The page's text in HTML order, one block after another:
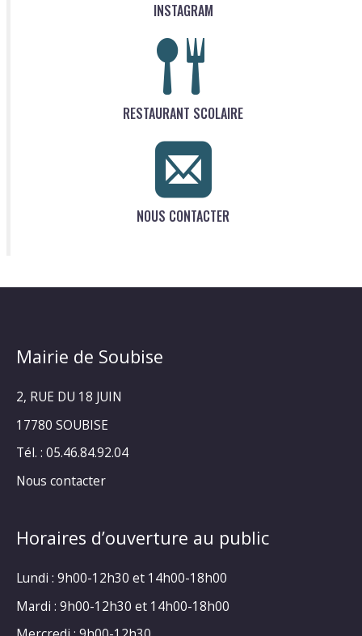
INSTAGRAM
RESTAURANT SCOLAIRE
NOUS CONTACTER
Mairie de Soubise
2, RUE DU 18 JUIN
17780 SOUBISE
Tél. : 05.46.84.92.04
Nous contacter
Horaires d’ouverture au public
Lundi : 9h00-12h30 et 14h00-18h00
Mardi : 9h00-12h30 et 14h00-18h00